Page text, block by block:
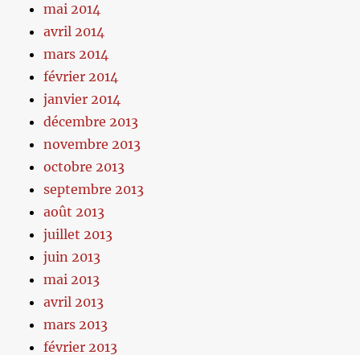
mai 2014
avril 2014
mars 2014
février 2014
janvier 2014
décembre 2013
novembre 2013
octobre 2013
septembre 2013
août 2013
juillet 2013
juin 2013
mai 2013
avril 2013
mars 2013
février 2013